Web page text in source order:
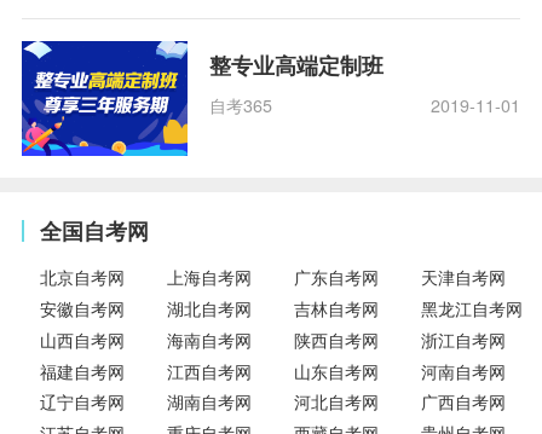
整专业高端定制班
自考365 2019-11-01
全国自考网
北京自考网 上海自考网 广东自考网
天津自考网
安徽自考网
湖北自考网 吉林自考网
黑龙江自考网
山西自考网
海南自考网 陕西自考网
浙江自考网
福建自考网
江西自考网 山东自考网
河南自考网
辽宁自考网
湖南自考网 河北自考网
广西自考网